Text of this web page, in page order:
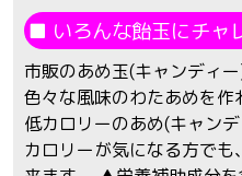
■ いろんな飴玉にチャ
市販のあめ玉(キャンディ
色々な風味のわたあめを
低カロリーのあめ(キャン
カロリーが気になる方で